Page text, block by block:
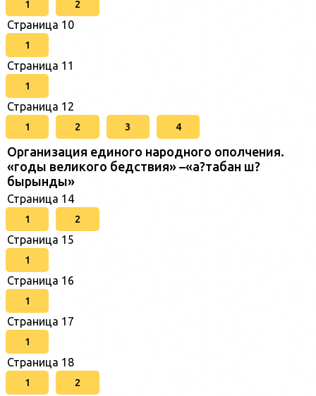
1 2
Страница 10
1
Страница 11
1
Страница 12
1 2 3 4
Организация единого народного ополчения.
«годы великого бедствия» –«а?табан ш?
бырынды»
Страница 14
1 2
Страница 15
1
Страница 16
1
Страница 17
1
Страница 18
1 2